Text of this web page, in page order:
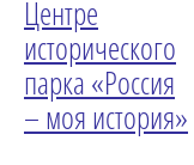
Центре
исторического
парка «Россия
– моя история»